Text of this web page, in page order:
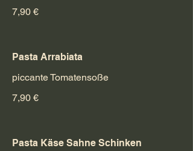
7,90 €
Pasta Arrabiata
piccante Tomatensoße
7,90 €
Pasta Käse Sahne Schinken